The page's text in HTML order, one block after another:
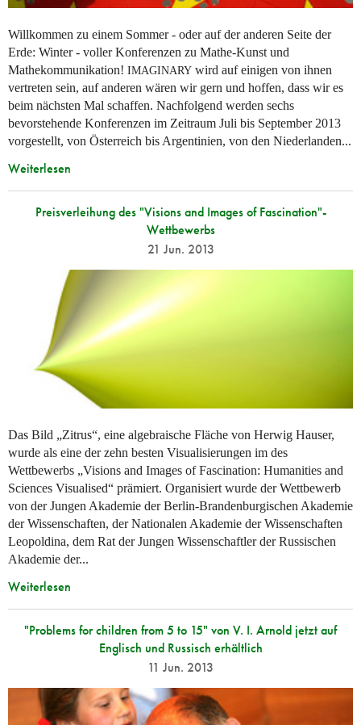
Willkommen zu einem Sommer - oder auf der anderen Seite der
Erde: Winter - voller Konferenzen zu Mathe-Kunst und
Mathekommunikation! IMAGINARY wird auf einigen von ihnen
vertreten sein, auf anderen wären wir gern und hoffen, dass wir es
beim nächsten Mal schaffen. Nachfolgend werden sechs
bevorstehende Konferenzen im Zeitraum Juli bis September 2013
vorgestellt, von Österreich bis Argentinien, von den Niederlanden...
Weiterlesen
Preisverleihung des "Visions and Images of Fascination"-
Wettbewerbs
21 Jun. 2013
Das Bild „Zitrus“, eine algebraische Fläche von Herwig Hauser,
wurde als eine der zehn besten Visualisierungen im des
Wettbewerbs „Visions and Images of Fascination: Humanities and
Sciences Visualised“ prämiert. Organisiert wurde der Wettbewerb
von der Jungen Akademie der Berlin-Brandenburgischen Akademie
der Wissenschaften, der Nationalen Akademie der Wissenschaften
Leopoldina, dem Rat der Jungen Wissenschaftler der Russischen
Akademie der...
Weiterlesen
"Problems for children from 5 to 15" von V. I. Arnold jetzt auf
Englisch und Russisch erhältlich
11 Jun. 2013